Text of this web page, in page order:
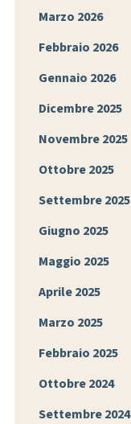
Marzo 2026
Febbraio 2026
Gennaio 2026
Dicembre 2025
Novembre 2025
Ottobre 2025
Settembre 2025
Giugno 2025
Maggio 2025
Aprile 2025
Marzo 2025
Febbraio 2025
Ottobre 2024
Settembre 2024